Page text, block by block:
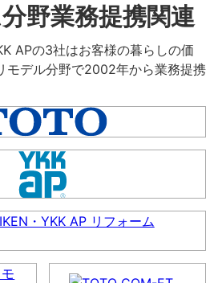
野業務提携関連
APの3社はお客様の暮らしの価
モデル分野で2002年から業務提携